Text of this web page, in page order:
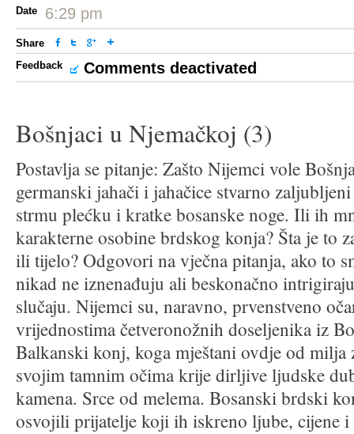
Date 6:29 pm
Share
Feedback
Comments deactivated
Bošnjaci u Njemačkoj (3)
Postavlja se pitanje: Zašto Nijemci vole
germanski jahači i jahačice stvarno
strmu plećku i kratke bosanske noge. Ili ih
karakterne osobine brdskog konja? Šta je to
ili tijelo? Odgovori na vječna pitanja, ako to
nikad ne iznenađuju ali beskonačno
slučaju. Nijemci su, naravno, prvenstveno
vrijednostima četveronožnih doseljenika iz
Balkanski konj, koga mještani ovdje od milja
svojim tamnim očima krije dirljive ljudske
kamena. Srce od melema. Bosanski brdski
osvojili prijatelje koji ih iskreno ljube, cijene